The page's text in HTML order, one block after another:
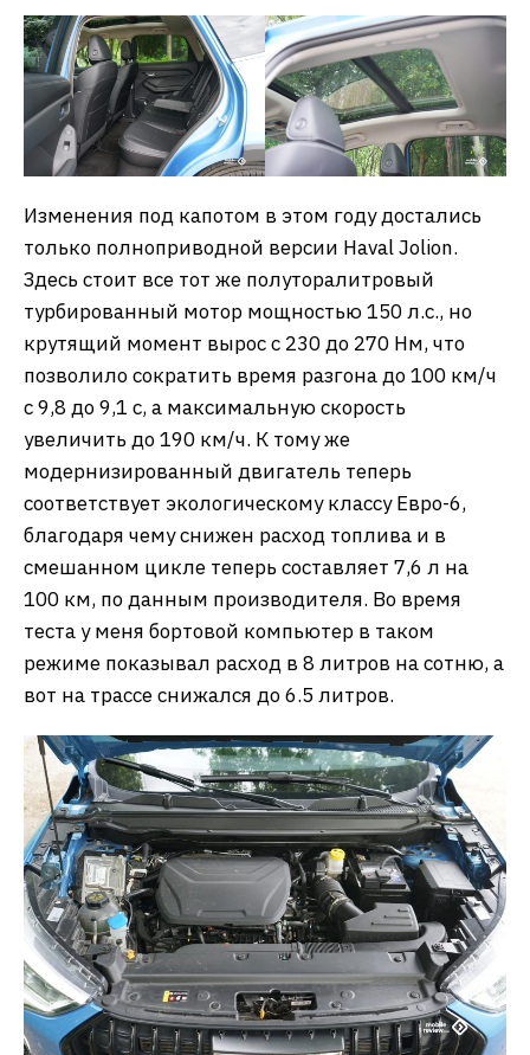
Изменения под капотом в этом году достались
только полноприводной версии Haval Jolion.
Здесь стоит все тот же полуторалитровый
турбированный мотор мощностью 150 л.с., но
крутящий момент вырос с 230 до 270 Нм, что
позволило сократить время разгона до 100 км/ч
с 9,8 до 9,1 с, а максимальную скорость
увеличить до 190 км/ч. К тому же
модернизированный двигатель теперь
соответствует экологическому классу Евро-6,
благодаря чему снижен расход топлива и в
смешанном цикле теперь составляет 7,6 л на
100 км, по данным производителя. Во время
теста у меня бортовой компьютер в таком
режиме показывал расход в 8 литров на сотню, а
вот на трассе снижался до 6.5 литров.